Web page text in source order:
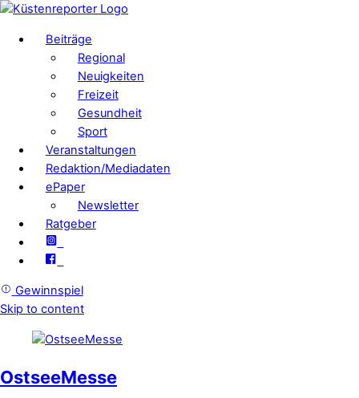
Beiträge
Regional
Neuigkeiten
Freizeit
Gesundheit
Sport
Veranstaltungen
Redaktion/Mediadaten
ePaper
Newsletter
Ratgeber
Gewinnspiel
Skip to content
OstseeMesse